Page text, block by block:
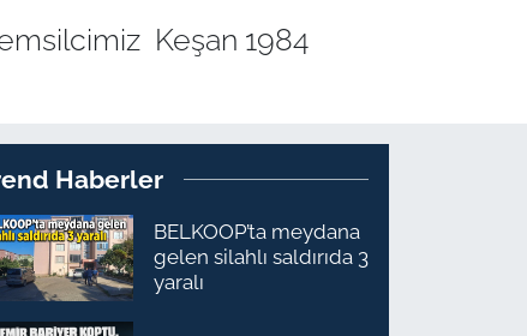
Keşan 1984
Haberler
BELKOOP’ta meydana
gelen silahlı saldırıda 3
yaralı